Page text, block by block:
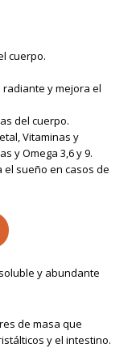
cuerpo.
radiante y mejora el
del cuerpo.
Vitaminas y
y Omega 3,6 y 9.
el sueño en casos de
y abundante
de masa que
y el intestino.